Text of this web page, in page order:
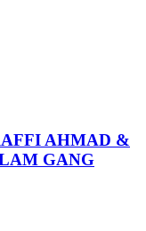
AHMAD &
GANG